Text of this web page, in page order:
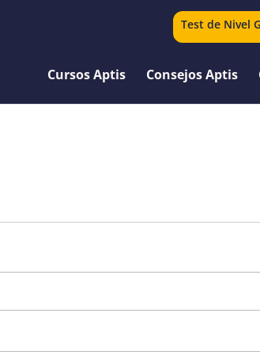
Test de Nivel
Cursos Aptis Consejos Aptis